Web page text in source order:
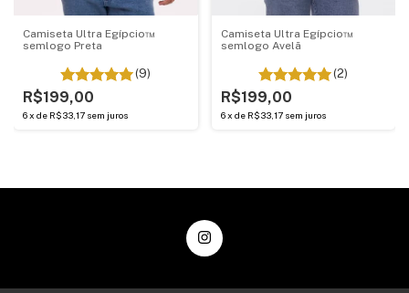
Camiseta Ultra Egípcio™
semlogo Preta
(9)
R$199,00
6x de R$33,17 sem juros
Camiseta Ultra Egípcio™
semlogo Avelã
(2)
R$199,00
6 x de R$33,17 sem juros